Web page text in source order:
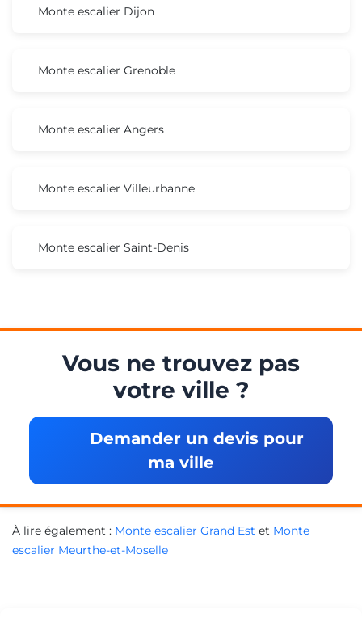
Monte escalier Dijon
Monte escalier Grenoble
Monte escalier Angers
Monte escalier Villeurbanne
Monte escalier Saint-Denis
Vous ne trouvez pas
votre ville ?
Demander un devis pour
ma ville
À lire également : Monte escalier Grand Est et Monte
escalier Meurthe-et-Moselle